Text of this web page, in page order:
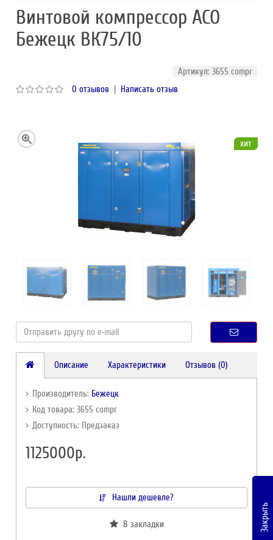
Винтовой компрессор АСО
Бежецк ВК75/10
Артикул: 3655 compr
0 отзывов | Написать отзыв
хит
Описание Характеристики Отзывов (0)
Производитель: Бежецк
Код товара: 3655 compr
Доступность: Предзаказ
1125000р.
Нашли дешевле?
В закладки Закрыть